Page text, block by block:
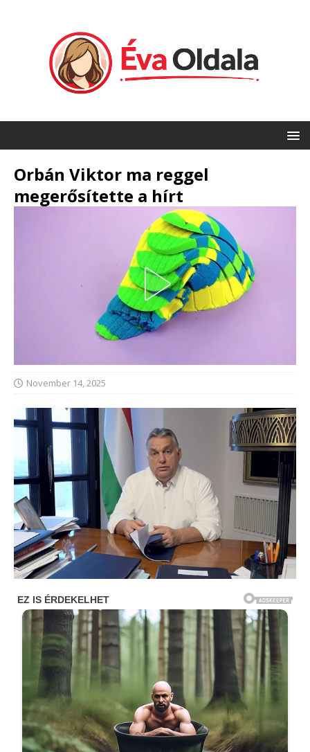
Orbán Viktor ma reggel
megerősítette a hírt
November 14, 2025